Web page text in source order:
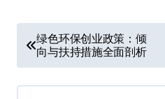
章
导
绿色环保创业政策：倾
向与扶持措施全面剖析